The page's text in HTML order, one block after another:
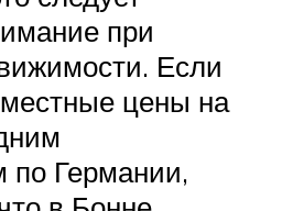
при
Если
цены на
по Германии,